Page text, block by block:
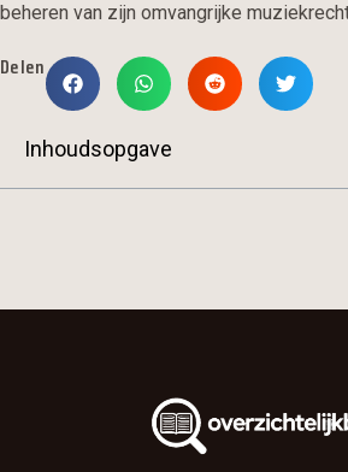
beheren van zijn omvangrijke
Delen
Inhoudsopgave